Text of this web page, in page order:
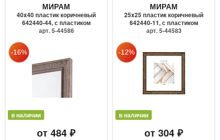
МИРАМ
40x40 пластик коричневый
642440-44, с пластиком
арт. 5-44586
в наличии
от 484 ₽
МИРАМ
25x25 пластик коричневый
642440-11, с пластиком
арт. 5-44583
в наличии
от 304 ₽